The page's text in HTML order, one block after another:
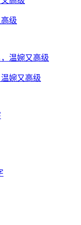
级
婉又高级